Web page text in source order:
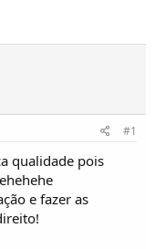
#1
qualidade pois
e fazer as